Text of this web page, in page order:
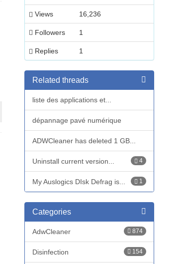
Views 16,236
Followers 1
Replies 1
Related threads
liste des applications et...
dépannage pavé numérique
ADWCleaner has deleted 1 GB...
4
Uninstall current version...
1
My Auslogics DIsk Defrag is...
Categories
874
AdwCleaner
154
Disinfection